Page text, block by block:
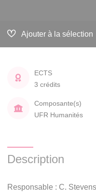
Ajouter à la sélection
ECTS
3 crédits
Composante(s)
UFR Humanités
Description
Responsable : C. Stevens